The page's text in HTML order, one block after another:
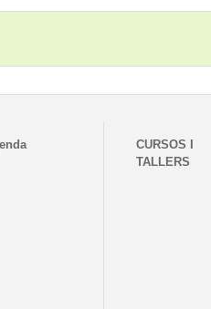
CURSOS I
TALLERS